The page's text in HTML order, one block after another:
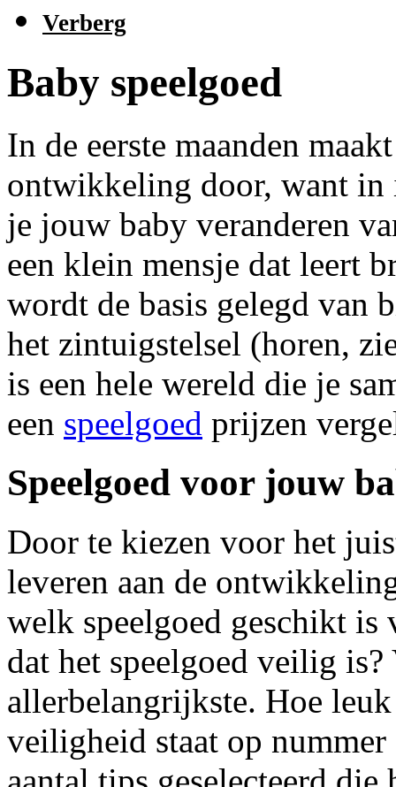
Verberg
Baby speelgoed
In de eerste maanden
ontwikkeling door, want in
je jouw baby veranderen
een klein mensje dat leert
wordt de basis gelegd van
het zintuigstelsel (horen,
is een hele wereld die je
een speelgoed prijzen
Speelgoed voor jouw
Door te kiezen voor het
leveren aan de
welk speelgoed geschikt is
dat het speelgoed veilig
allerbelangrijkste. Hoe
veiligheid staat op